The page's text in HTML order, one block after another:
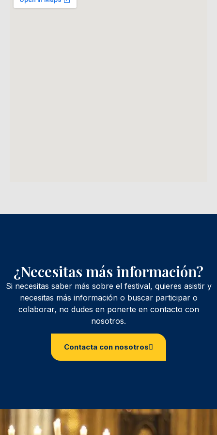
¿Necesitas más información?
Si necesitas saber más sobre el festival, quieres asistir y
necesitas más información o buscar participar o
colaborar, no dudes en ponerte en contacto con
nosotros.
Contacta con nosotros